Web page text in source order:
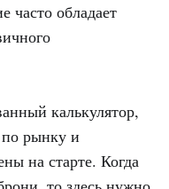
часто обладает
калькулятор,
рынку и
на старте. Когда